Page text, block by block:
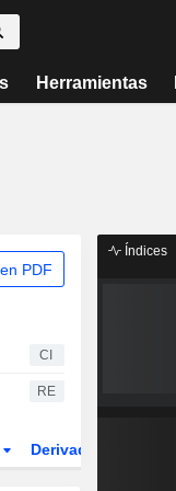
Herramientas
PDF
CI
RE
Derivados
Índices